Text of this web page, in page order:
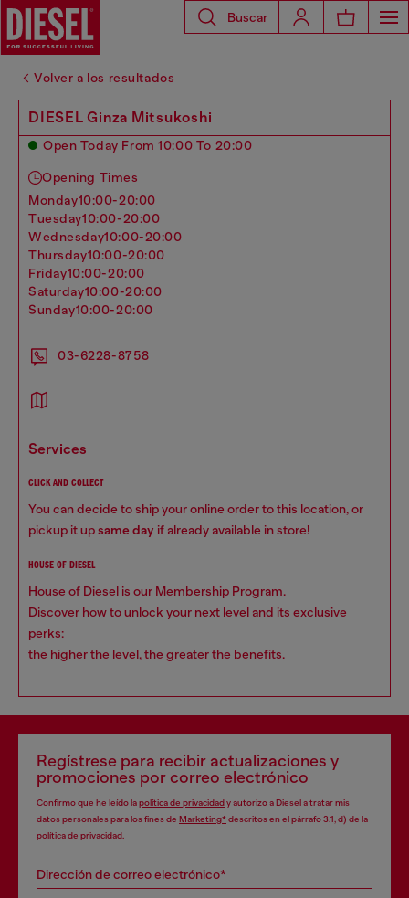
Buscar
Volver a los resultados
DIESEL Ginza Mitsukoshi
Open Today From 10:00 To 20:00
Opening Times
monday10:00-20:00
tuesday10:00-20:00
wednesday10:00-20:00
thursday10:00-20:00
friday10:00-20:00
saturday10:00-20:00
sunday10:00-20:00
03-6228-8758
services
CLICK AND COLLECT
You can decide to ship your online order to this location, or
pickup it upsame day if already available in store!
HOUSE OF DIESEL
House of Diesel is our Membership Program.
Discover how to unlock your next level and its exclusive
perks:
the higher the level, the greater the benefits.
Regístrese para recibir actualizaciones y
promociones por correo electrónico
Confirmo que he leído lapolítica de privacidady autorizo a Diesel a tratar mis
datos personales para los fines de Marketing*descritos en el párrafo 3.1, d) de la
política de privacidad
Dirección de correo electrónico*